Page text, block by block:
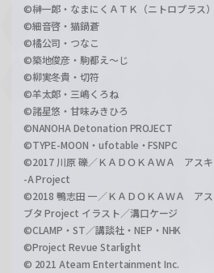
©榊一郎・なまにくＡＴＫ（ニトロプラス）
©細音啓・猫鍋蒼
©橘公司・つなこ
©築地俊彦・駒都え～じ
©柳実冬貴・切符
©羊太郎・三嶋くろね
©諸星悠・甘味みきひろ
©NANOHA Detonation PROJECT
©TYPE-MOON・ufotable・FSNPC
©2017 川原 礫／ＫＡＤＯＫＡＷＡ アスキ
-A Project
©2018 鴨志田 一／ＫＡＤＯＫＡＷＡ アス
ブタ Project イラスト／溝口ケージ
©CLAMP・ST／講談社・NEP・NHK
©Project Revue Starlight
© 2021 Ateam Entertainment Inc.